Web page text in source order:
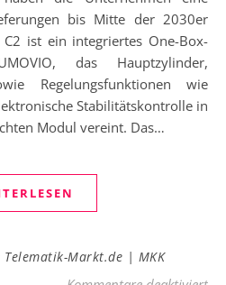
bis Mitte der 2030er
ist ein integriertes One-Box-
das Hauptzylinder,
Regelungsfunktionen wie
Stabilitätskontrolle in
Modul vereint. Das…
Telematik-Markt.de | MKK